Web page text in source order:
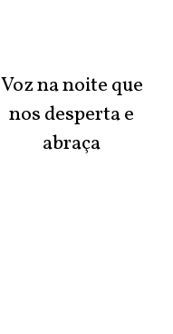
Voz na noite que
nos desperta e
abraça